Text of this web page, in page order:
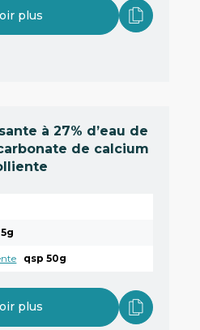
plus
à 27% d’eau de
de calcium
5g
qsp 50g
plus